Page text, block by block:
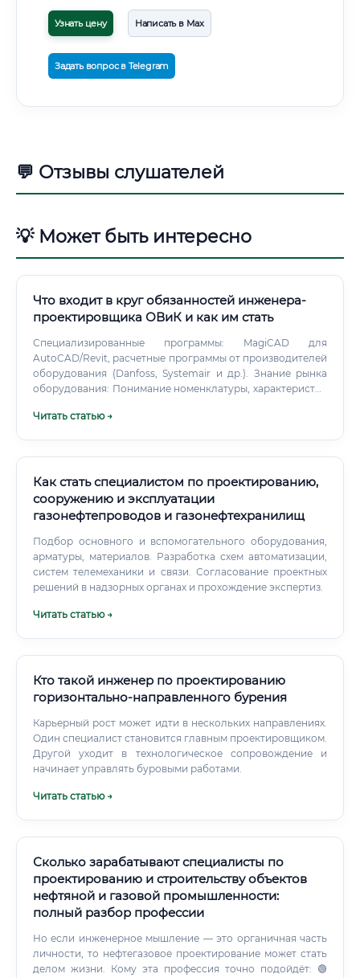
Узнать цену Написать в Max
Задать вопрос в Telegram
💬 Отзывы слушателей
💡 Может быть интересно
Что входит в круг обязанностей инженера-
проектировщика ОВиК и как им стать
Специализированные программы: MagiCAD для
AutoCAD/Revit, расчетные программы от производителей
оборудования (Danfoss, Systemair и др.). Знание рынка
оборудования: Понимание номенклатуры, характеристик
зарубежных производителей. Английский язык: На
Читать статью →
Как стать специалистом по проектированию,
сооружению и эксплуатации
газонефтепроводов и газонефтехранилищ
Подбор основного и вспомогательного оборудования,
арматуры, материалов. Разработка схем автоматизации,
систем телемеханики и связи. Согласование проектных
решений в надзорных органах и прохождение экспертиз.
Читать статью →
Кто такой инженер по проектированию
горизонтально-направленного бурения
Карьерный рост может идти в нескольких направлениях.
Один специалист становится главным проектировщиком.
Другой уходит в технологическое сопровождение и
начинает управлять буровыми работами.
Читать статью →
Сколько зарабатывают специалисты по
проектированию и строительству объектов
нефтяной и газовой промышленности:
полный разбор профессии
Но если инженерное мышление — это органичная часть
личности, то нефтегазовое проектирование может стать
делом жизни. Кому эта профессия точно подойдёт: 🟢